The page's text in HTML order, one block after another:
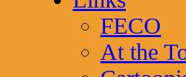
FECO
At the